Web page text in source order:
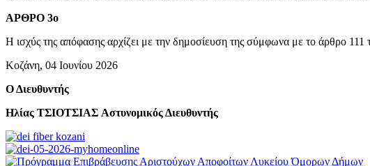
ΑΡΘΡΟ 3ο
Η ισχύς της απόφασης αρχίζει με την δημοσίευση της σύμφωνα με το άρθρο
Κοζάνη, 04 Ιουνίου 2026
Ο Διευθυντής
Ηλίας ΤΣΙΟΤΣΙΑΣ Αστυνομικός Διευθυντής